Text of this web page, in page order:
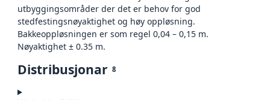
utbyggingsområder der det er behov for god
stedfestingsnøyaktighet og høy oppløsning.
Bakkeoppløsningen er som regel 0,04 – 0,15 m.
Nøyaktighet ± 0.35 m.
Distribusjonar 8